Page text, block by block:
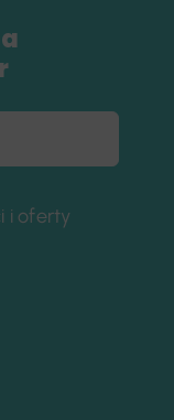
i oferty